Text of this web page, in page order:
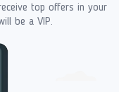
top offers in your
be a VIP.